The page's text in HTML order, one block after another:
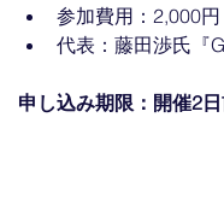
参加費用：2,000円
代表：藤田渉氏『
申し込み期限：開催2